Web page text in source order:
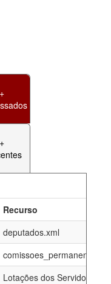
+
+
Recurso
deputados.xml
Lotações dos Servidores
07-08-